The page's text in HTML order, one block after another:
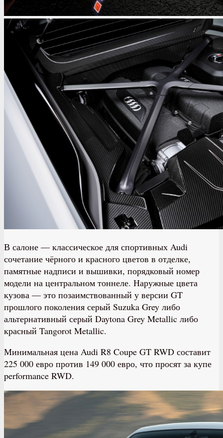
В салоне — классическое для спортивных Audi
сочетание чёрного и красного цветов в отделке,
памятные надписи и вышивки, порядковый номер
модели на центральном тоннеле. Наружные цвета
кузова — это позаимствованный у версии GT
прошлого поколения серый Suzuka Grey либо
альтернативный серый Daytona Grey Metallic либо
красный Tangorot Metallic.
Минимальная цена Audi R8 Coupe GT RWD составит
225 000 евро против 149 000 евро, что просят за купе
performance RWD.